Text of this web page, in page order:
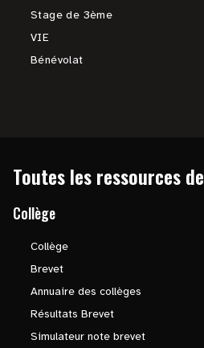
Stage de 3ème
VIE
Bénévolat
Toutes les ressources de
Collège
Collège
Brevet
Annuaire des collèges
Résultats Brevet
Simulateur note brevet